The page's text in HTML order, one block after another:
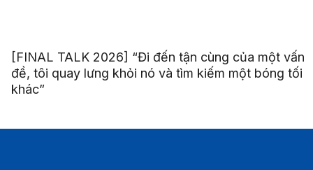
[FINAL TALK 2026] “Đi đến tận cùng của một vấn
đề, tôi quay lưng khỏi nó và tìm kiếm một bóng tối
khác”